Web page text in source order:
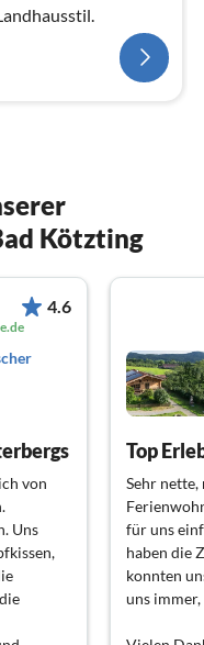
Kötzting
4.6
von
Uns
Top
Sehr nette,
für uns
haben die
konnten
uns